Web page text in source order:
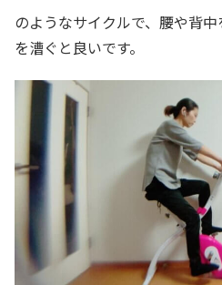
のようなサイクルで、腰や背
を漕ぐと良いです。